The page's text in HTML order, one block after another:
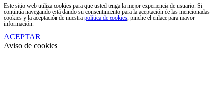
Este sitio web utiliza cookies para que usted tenga la mejor experiencia de usuario. Si
continúa navegando está dando su consentimiento para la aceptación de las mencionadas
cookies y la aceptación de nuestra política de cookies , pinche el enlace para mayor
información.
ACEPTAR
Aviso de cookies